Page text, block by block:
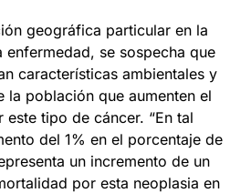
geográfica particular en la
enfermedad, se sospecha que
características ambientales y
la población que aumenten el
tipo de cáncer. “En tal
del 1% en el porcentaje de
un incremento de un
por esta neoplasia en